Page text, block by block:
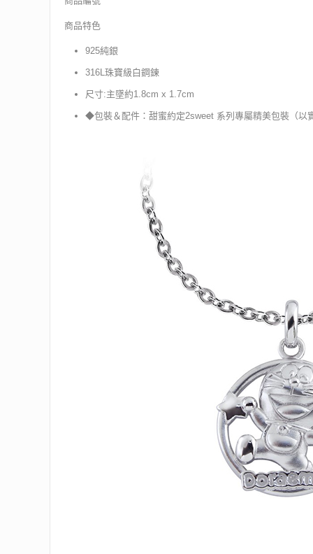
商品特色
925純銀
316L珠寶級白鋼鍊
尺寸:主墜約1.8cm x 1.7cm
◆包裝＆配件：甜蜜約定2sweet 系列專屬精美包裝（以